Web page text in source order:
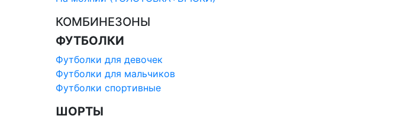
КОМБИНЕЗОНЫ
ФУТБОЛКИ
Футболки для девочек
Футболки для мальчиков
Футболки спортивные
ШОРТЫ